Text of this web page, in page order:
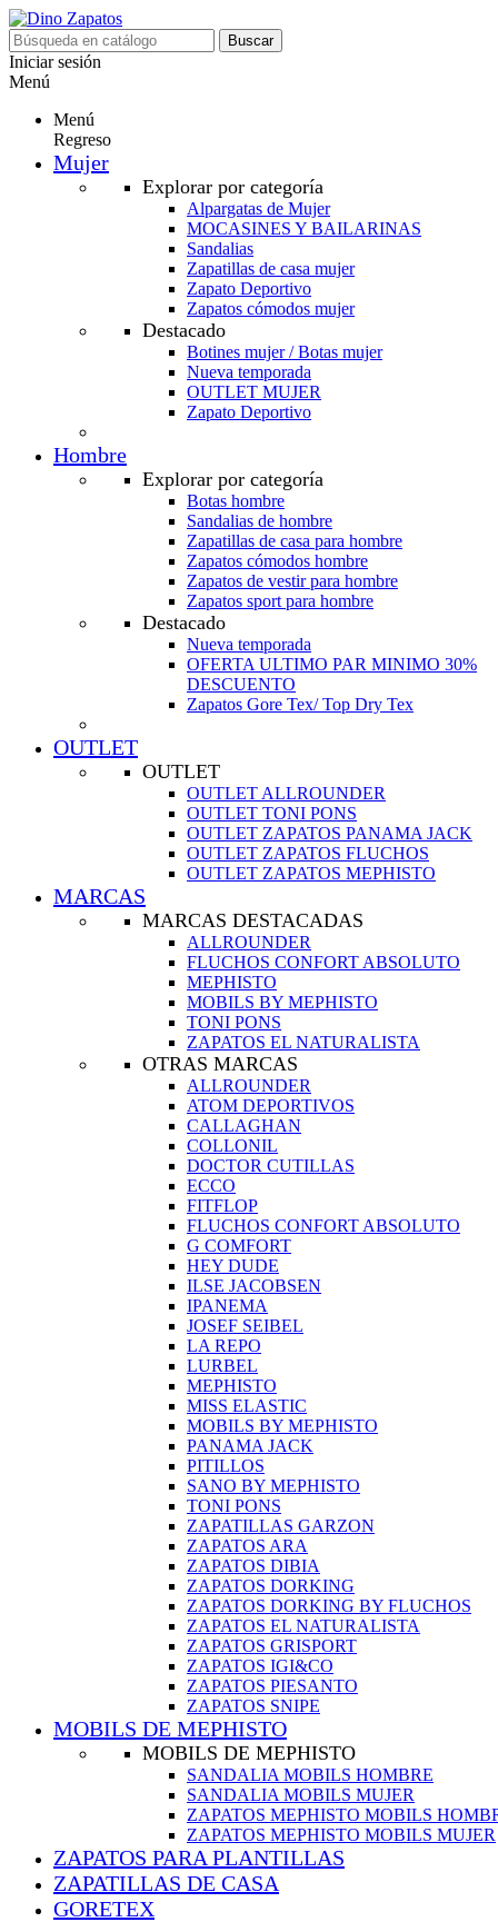
Buscar
Iniciar sesión
Menú
Menú
Regreso
Mujer
Explorar por categoría
Alpargatas de Mujer
MOCASINES Y BAILARINAS
Sandalias
Zapatillas de casa mujer
Zapato Deportivo
Zapatos cómodos mujer
Destacado
Botines mujer / Botas mujer
Nueva temporada
OUTLET MUJER
Zapato Deportivo
Hombre
Explorar por categoría
Botas hombre
Sandalias de hombre
Zapatillas de casa para hombre
Zapatos cómodos hombre
Zapatos de vestir para hombre
Zapatos sport para hombre
Destacado
Nueva temporada
OFERTA ULTIMO PAR MINIMO 30%
DESCUENTO
Zapatos Gore Tex/ Top Dry Tex
OUTLET
OUTLET
OUTLET ALLROUNDER
OUTLET TONI PONS
OUTLET ZAPATOS PANAMA JACK
OUTLET ZAPATOS FLUCHOS
OUTLET ZAPATOS MEPHISTO
MARCAS
MARCAS DESTACADAS
ALLROUNDER
FLUCHOS CONFORT ABSOLUTO
MEPHISTO
MOBILS BY MEPHISTO
TONI PONS
ZAPATOS EL NATURALISTA
OTRAS MARCAS
ALLROUNDER
ATOM DEPORTIVOS
CALLAGHAN
COLLONIL
DOCTOR CUTILLAS
ECCO
FITFLOP
FLUCHOS CONFORT ABSOLUTO
G COMFORT
HEY DUDE
ILSE JACOBSEN
IPANEMA
JOSEF SEIBEL
LA REPO
LURBEL
MEPHISTO
MISS ELASTIC
MOBILS BY MEPHISTO
PANAMA JACK
PITILLOS
SANO BY MEPHISTO
TONI PONS
ZAPATILLAS GARZON
ZAPATOS ARA
ZAPATOS DIBIA
ZAPATOS DORKING
ZAPATOS DORKING BY FLUCHOS
ZAPATOS EL NATURALISTA
ZAPATOS GRISPORT
ZAPATOS IGI&CO
ZAPATOS PIESANTO
ZAPATOS SNIPE
MOBILS DE MEPHISTO
MOBILS DE MEPHISTO
SANDALIA MOBILS HOMBRE
SANDALIA MOBILS MUJER
ZAPATOS MEPHISTO MOBILS
ZAPATOS MEPHISTO MOBILS MUJER
ZAPATOS PARA PLANTILLAS
ZAPATILLAS DE CASA
GORETEX